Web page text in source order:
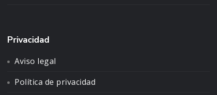
Privacidad
Aviso legal
Política de privacidad